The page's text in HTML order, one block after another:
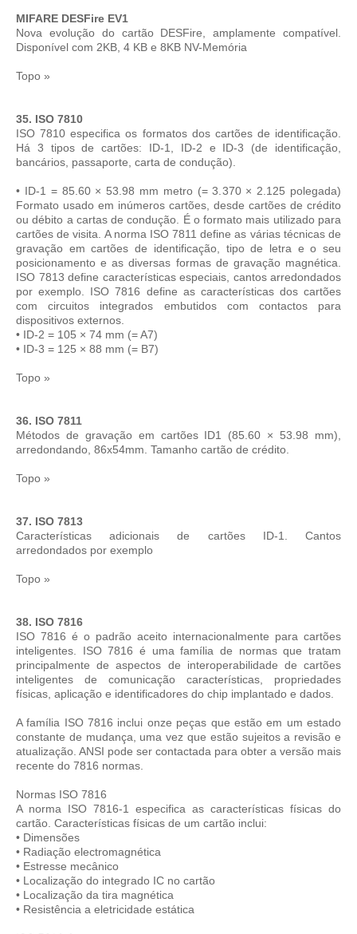
MIFARE DESFire EV1
Nova evolução do cartão DESFire, amplamente compatível.
Disponível com 2KB, 4 KB e 8KB NV-Memória
Topo »
35. ISO 7810
ISO 7810 especifica os formatos dos cartões de identificação.
Há 3 tipos de cartões: ID-1, ID-2 e ID-3 (de identificação,
bancários, passaporte, carta de condução).
• ID-1 = 85.60 × 53.98 mm metro (= 3.370 × 2.125 polegada)
Formato usado em inúmeros cartões, desde cartões de crédito
ou débito a cartas de condução. É o formato mais utilizado para
cartões de visita. A norma ISO 7811 define as várias técnicas de
gravação em cartões de identificação, tipo de letra e o seu
posicionamento e as diversas formas de gravação magnética.
ISO 7813 define características especiais, cantos arredondados
por exemplo. ISO 7816 define as características dos cartões
com circuitos integrados embutidos com contactos para
dispositivos externos.
• ID-2 = 105 × 74 mm (= A7)
• ID-3 = 125 × 88 mm (= B7)
Topo »
36. ISO 7811
Métodos de gravação em cartões ID1 (85.60 × 53.98 mm),
arredondando, 86x54mm. Tamanho cartão de crédito.
Topo »
37. ISO 7813
Características adicionais de cartões ID-1. Cantos
arredondados por exemplo
Topo »
38. ISO 7816
ISO 7816 é o padrão aceito internacionalmente para cartões
inteligentes. ISO 7816 é uma família de normas que tratam
principalmente de aspectos de interoperabilidade de cartões
inteligentes de comunicação características, propriedades
físicas, aplicação e identificadores do chip implantado e dados.
A família ISO 7816 inclui onze peças que estão em um estado
constante de mudança, uma vez que estão sujeitos a revisão e
atualização. ANSI pode ser contactada para obter a versão mais
recente do 7816 normas.
Normas ISO 7816
A norma ISO 7816-1 especifica as características físicas do
cartão. Características físicas de um cartão inclui:
• Dimensões
• Radiação electromagnética
• Estresse mecânico
• Localização do integrado IC no cartão
• Localização da tira magnética
• Resistência a eletricidade estática